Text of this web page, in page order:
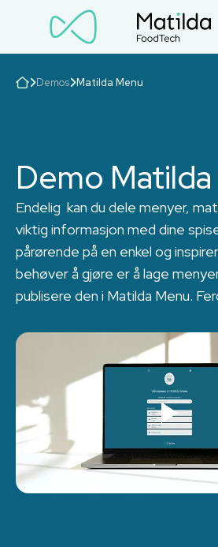
Demos Matilda Menu
Demo
Endelig kan du dele menyer,
viktig informasjon med dine
pårørende på en enkel og
behøver å gjøre er å lage
publisere den i Matilda Menu.